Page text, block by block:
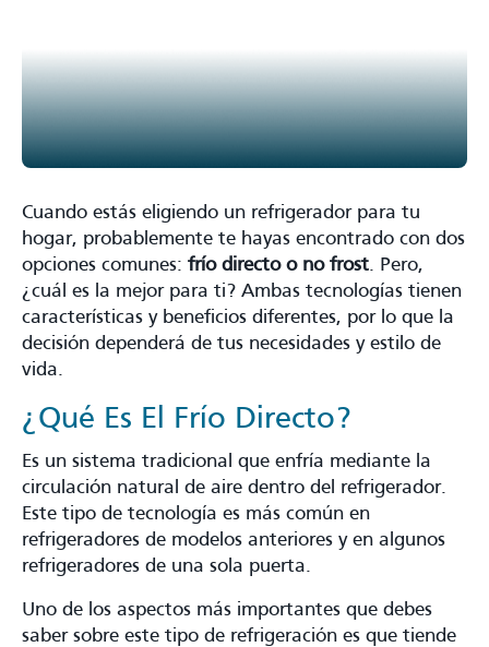
Cuando estás eligiendo un refrigerador para tu
hogar, probablemente te hayas encontrado con dos
opciones comunes: frío directo o no frost. Pero,
¿cuál es la mejor para ti? Ambas tecnologías tienen
características y beneficios diferentes, por lo que la
decisión dependerá de tus necesidades y estilo de
vida.
¿Qué Es El Frío Directo?
Es un sistema tradicional que enfría mediante la
circulación natural de aire dentro del refrigerador.
Este tipo de tecnología es más común en
refrigeradores de modelos anteriores y en algunos
refrigeradores de una sola puerta.
Uno de los aspectos más importantes que debes
saber sobre este tipo de refrigeración es que tiende